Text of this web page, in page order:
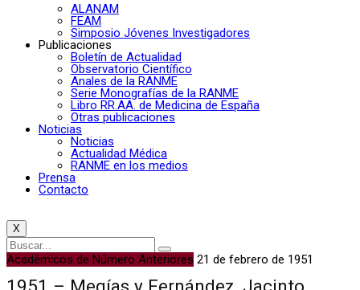
ALANAM
FEAM
Simposio Jóvenes Investigadores
Publicaciones
Boletín de Actualidad
Observatorio Científico
Anales de la RANME
Serie Monografías de la RANME
Libro RR.AA. de Medicina de España
Otras publicaciones
Noticias
Noticias
Actualidad Médica
RANME en los medios
Prensa
Contacto
X
Académicos de Número Anteriores 21 de febrero de 1951